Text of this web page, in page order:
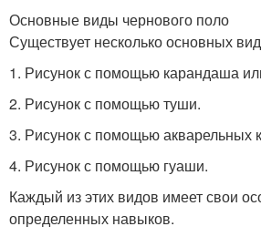
Основные виды чернового поло
Существует несколько основных
1. Рисунок с помощью карандаша
2. Рисунок с помощью туши.
3. Рисунок с помощью акварельных
4. Рисунок с помощью гуаши.
Каждый из этих видов имеет свои
определенных навыков.